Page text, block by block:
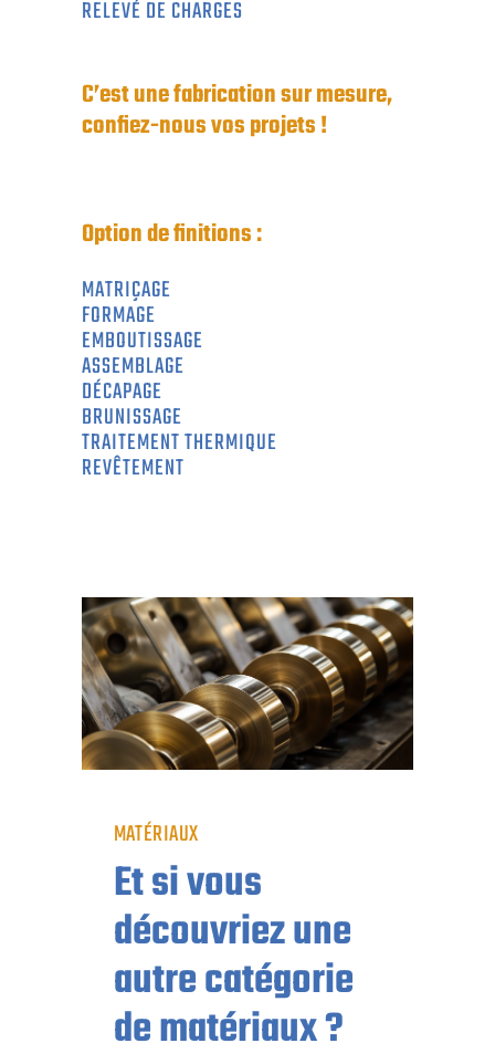
RELEVÉ DE CHARGES
C’est une fabrication sur mesure,
confiez-nous vos projets !
Option de finitions :
MATRIÇAGE
FORMAGE
EMBOUTISSAGE
ASSEMBLAGE
DÉCAPAGE
BRUNISSAGE
TRAITEMENT THERMIQUE
REVÊTEMENT
MATÉRIAUX
Et si vous
découvriez une
autre catégorie
de matériaux ?